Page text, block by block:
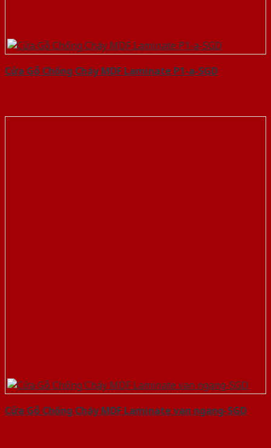
Cửa Gỗ Chống Cháy MDF Laminate P1-a-SGD
Cửa Gỗ Chống Cháy MDF Laminate van ngang-SGD